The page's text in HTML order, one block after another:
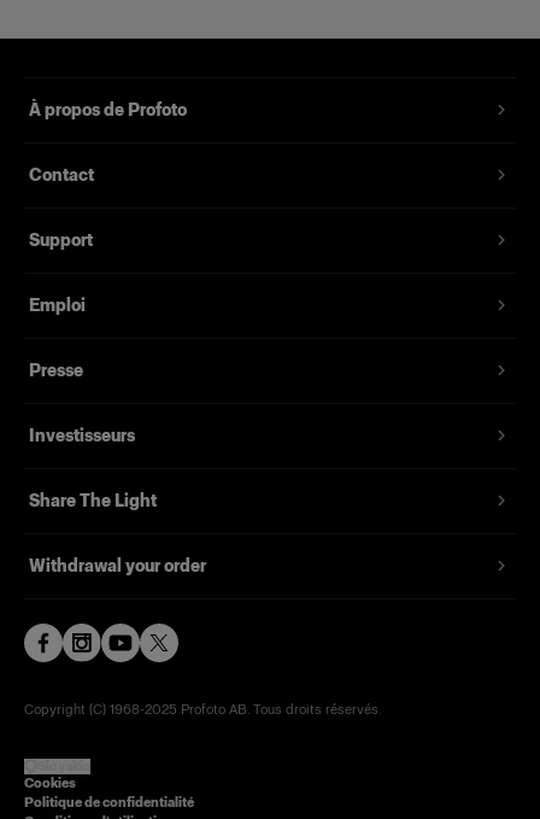
À propos de Profoto
Contact
Support
Emploi
Presse
Investisseurs
Share The Light
Withdrawal your order
Copyright (C) 1968-2025 Profoto AB. Tous droits réservés.
Cookies
Politique de confidentialité